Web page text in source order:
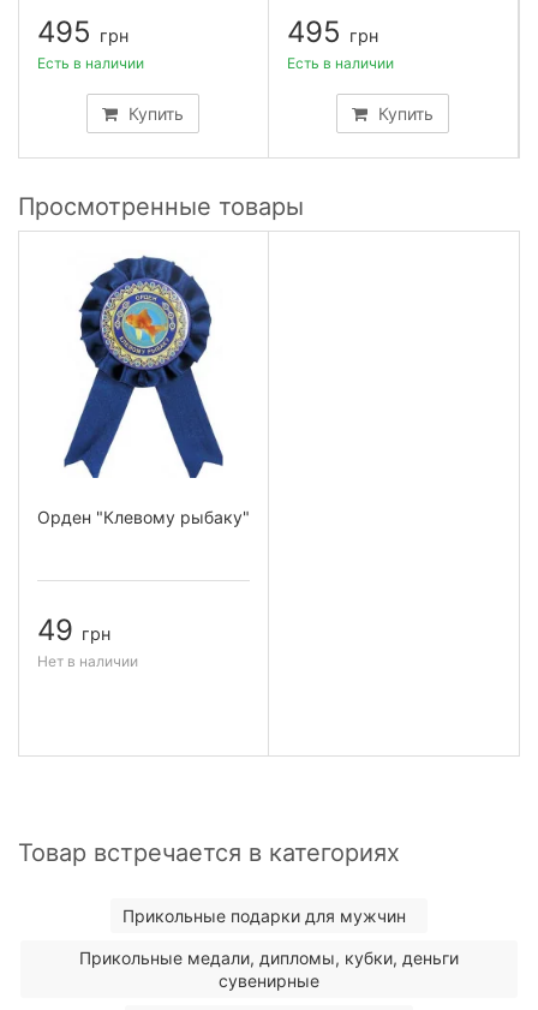
495 грн
Купить
Есть в наличии
495 грн
Купить
Есть в наличии
Просмотренные товары
Орден "Клевому рыбаку"
49 грн
Нет в наличии
Товар встречается в категориях
Прикольные подарки для мужчин
Прикольные медали, дипломы, кубки, деньги
сувенирные